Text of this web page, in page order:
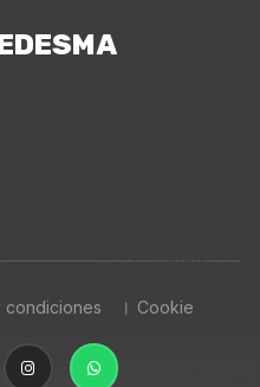
condiciones Cookie